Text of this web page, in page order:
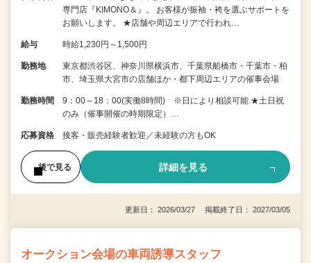
専門店『KIMONO＆』。 お客様が振袖・袴を選ぶサポートを
お願いします。 ★店舗や周辺エリアで行われ…
給与 時給1,230円～1,500円
勤務地
東京都渋谷区、神奈川県横浜市、千葉県船橋市・千葉市・柏
市、埼玉県大宮市の店舗ほか・都下周辺エリアの催事会場
勤務時間
9：00～18：00(実働8時間) ※日により相談可能 ★土日祝
のみ（催事開催の時期限定）…
応募資格 接客・販売経験者歓迎／未経験の方もOK
後で見る 詳細を見る
更新日： 2026/03/27 掲載終了日： 2027/03/05
オークション会場の車両誘導スタッフ